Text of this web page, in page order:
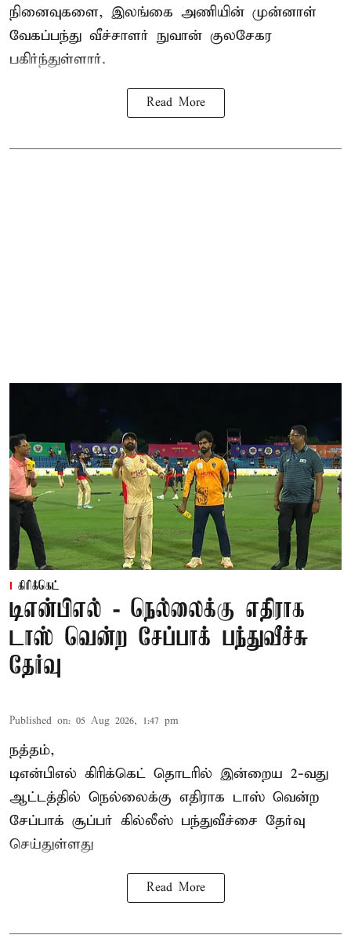
நினைவுகளை, இலங்கை அணியின் முன்னாள்
வேகப்பந்து வீச்சாளர் நுவான் குலசேகர
பகிர்ந்துள்ளார்.
Read More
கிரிக்கெட்
டிஎன்பிஎல் - நெல்லைக்கு எதிராக
டாஸ் வென்ற சேப்பாக் பந்துவீச்சு
தேர்வு
Published on: 05 Aug 2026, 1:47 pm
நத்தம்,
டிஎன்பிஎல் கிரிக்கெட் தொடரில் இன்றைய 2-வது
ஆட்டத்தில் நெல்லைக்கு எதிராக டாஸ் வென்ற
சேப்பாக் சூப்பர் கில்லீஸ் பந்துவீச்சை தேர்வு
செய்துள்ளது
Read More